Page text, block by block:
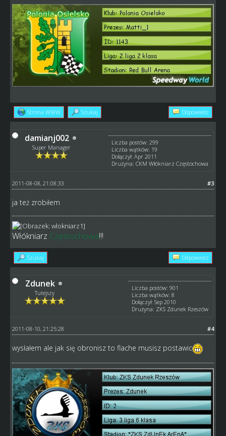
Strona WWW Szukaj Odpowiedz
damianj002
Super Manager
Liczba postów: 299
Liczba wątków: 19
Dołączył: Apr 2011
Drużyna: CKM Włókniarz Częstochowa
#3
2011-08-08, 21:08:33
ja też zrobiłem
Włókniarz Częstochowa!!!
Szukaj Odpowiedz
Zdunek
Tutejszy
Liczba postów: 901
Liczba wątków: 8
Dołączył: Sep 2010
Drużyna: ZKS Zdunek Rzeszów
#4
2011-08-10, 21:25:28
wysłałem ale jak się obronisz to flache musisz postawic